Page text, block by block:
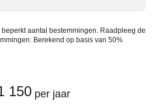
aantal bestemmingen. Raadpleeg de
Berekend op basis van 50%
150 per jaar